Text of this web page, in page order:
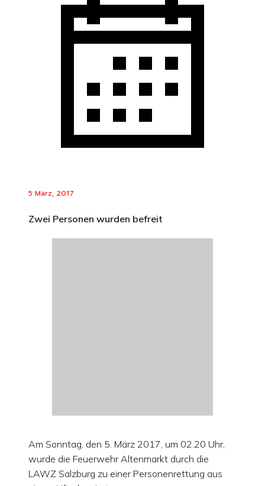
5 März, 2017
Zwei Personen wurden befreit
Am Sonntag, den 5. März 2017, um 02.20 Uhr,
wurde die Feuerwehr Altenmarkt durch die
LAWZ Salzburg zu einer Personenrettung aus